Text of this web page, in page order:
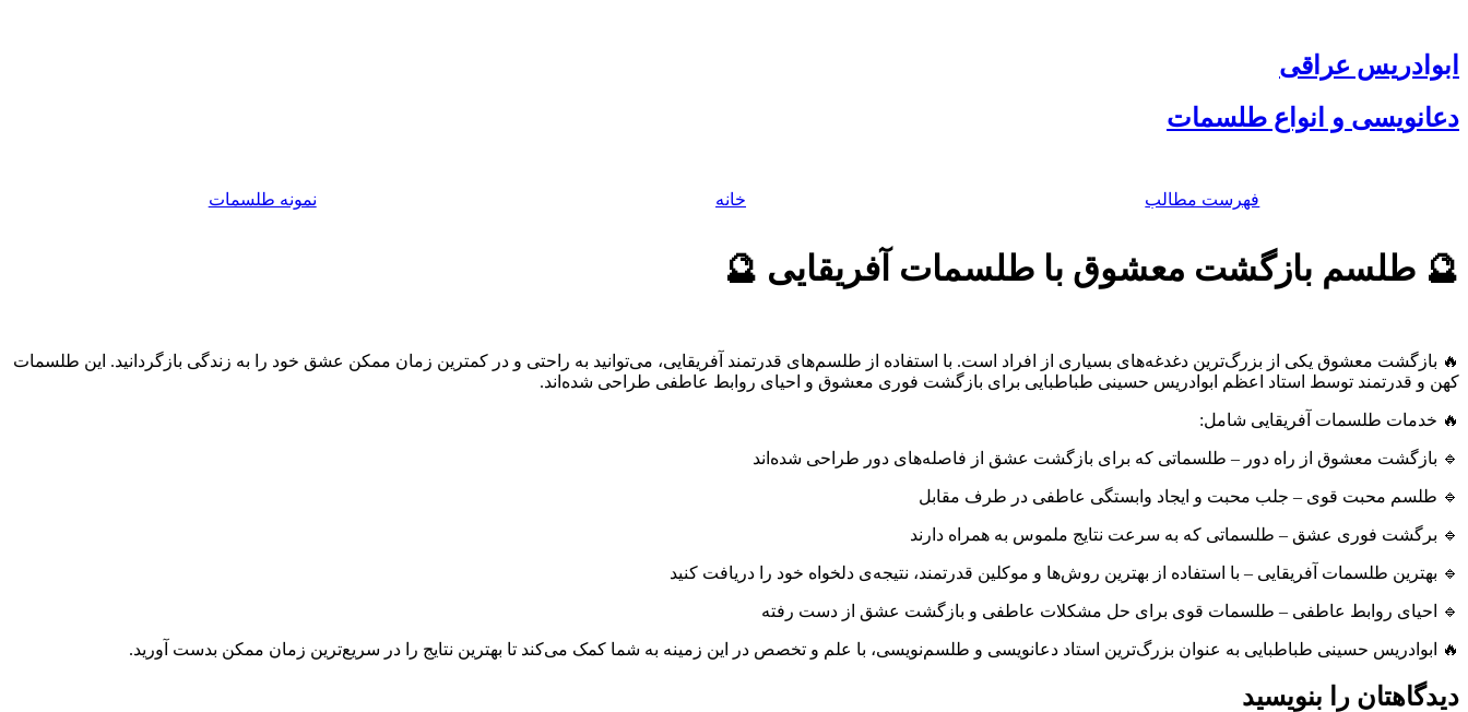
محتوا
ابوادریس عراقی
دعانویسی و انواع طلسمات
فهرست مطالب خانه نمونه طلسمات
🔮 طلسم بازگشت معشوق با طلسمات آفریقایی 🔮
🔥 بازگشت معشوق یکی از بزرگ‌ترین دغدغه‌های بسیاری از افراد است. با استفاده از طلسم‌های قدرتمند آفریقایی، می‌توانید به راحتی و در کمترین زمان ممکن عشق خود را به زندگی بازگردانید. این طلسمات
کهن و قدرتمند توسط استاد اعظم ابوادریس حسینی طباطبایی برای بازگشت فوری معشوق و احیای روابط عاطفی طراحی شده‌اند.
🔥 خدمات طلسمات آفریقایی شامل:
🔹 بازگشت معشوق از راه دور – طلسماتی که برای بازگشت عشق از فاصله‌های دور طراحی شده‌اند
🔹 طلسم محبت قوی – جلب محبت و ایجاد وابستگی عاطفی در طرف مقابل
🔹 برگشت فوری عشق – طلسماتی که به سرعت نتایج ملموس به همراه دارند
🔹 بهترین طلسمات آفریقایی – با استفاده از بهترین روش‌ها و موکلین قدرتمند، نتیجه‌ی دلخواه خود را دریافت کنید
🔹 احیای روابط عاطفی – طلسمات قوی برای حل مشکلات عاطفی و بازگشت عشق از دست رفته
🔥 ابوادریس حسینی طباطبایی به عنوان بزرگ‌ترین استاد دعانویسی و طلسم‌نویسی، با علم و تخصص در این زمینه به شما کمک می‌کند تا بهترین نتایج را در سریع‌ترین زمان ممکن بدست آورید.
دیدگاهتان را بنویسید